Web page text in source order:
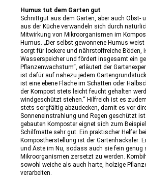
Humus tut dem Garten gut
Schnittgut aus dem Garten, aber auch Obst-
aus der Küche verwandeln sich durch
Mitwirkung von Mikroorganismen im
Humus. „Der selbst gewonnene Humus
sorgt für lockere und nährstoffreiche Böden,
Wasserspeicher und fördert insgesamt ein
Pflanzenwachstum“, erläutert der
ist dafür auf nahezu jedem
ist eine ebene Fläche im Schatten oder
der Kompost stets leicht feucht gehalten
windgeschützt stehen.“ Hilfreich ist es
stets sorgfältig abzudecken, damit es vor
Sonneneinstrahlung und Regen geschützt
gebauten Komposter eignet sich zum
Schilfmatte sehr gut. Ein praktischer Helfer
Kompostherstellung ist der Gartenhäcksler:
und Äste im Nu, sodass auch sie fein genug
Mikroorganismen zersetzt zu werden.
sowohl weiche als auch harte, holzige
verarbeiten.